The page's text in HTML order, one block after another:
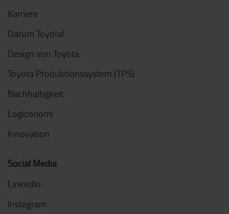
Karriere
Darum Toyota!
Design von Toyota
Toyota Produktionssystem (TPS)
Nachhaltigkeit
Logiconomi
Innovation
Social Media
LinkedIn
Instagram